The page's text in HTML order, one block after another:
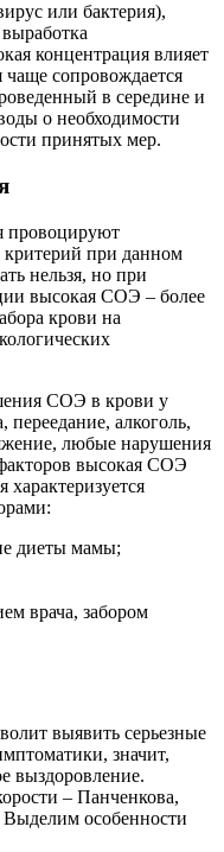
или бактерия),
концентрация влияет
чаще сопровождается
в середине и
о необходимости
принятых мер.
провоцируют
при данном
нельзя, но при
высокая СОЭ – более
крови на
СОЭ в крови у
алкоголь,
любые нарушения
высокая СОЭ
характеризуется
диеты мамы;
врача, забором
выявить серьезные
значит,
выздоровление.
– Панченкова,
Выделим особенности